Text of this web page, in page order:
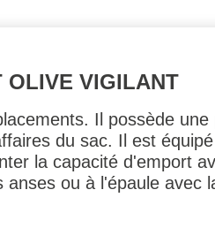
OLIVE VIGILANT
Il possède
du sac. Il est
la capacité d'emport
ou à l'épaule avec